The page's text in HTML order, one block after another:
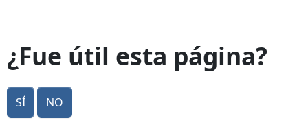
¿Fue útil esta página?
Sí No